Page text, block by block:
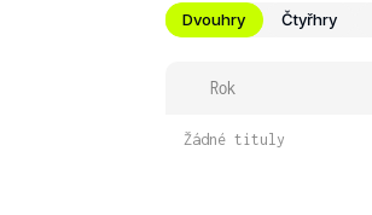
Dvouhry Čtyřhry
Rok
Žádné tituly